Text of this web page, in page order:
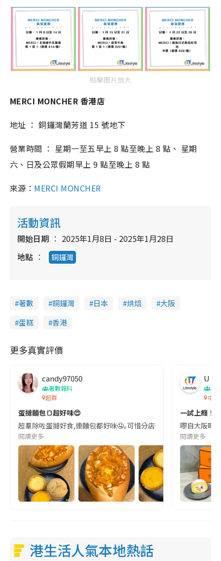
點擊圖片放大
MERCI MONCHER 香港店
地址 ： 銅鑼灣蘭芳道 15 號地下
營業時間 ： 星期⼀⾄五早上 8 點⾄晚上 8 點、 星期
六、⽇及公眾假期早上 9 點⾄晚上 8 點
來源： MERCI MONCHER
活動資訊
開始日期
2025年1月8日 - 2025年1月28日
地點
銅鑼灣
著數 銅鑼灣 日本 烘焙
大阪
蛋糕
香港
更多真實評價
candy97050
著數報料
超群
蛋撻麵包🍞超好味😍
超羣除咗蛋撻好食,連麵包都好味🤤｡可惜分店唔多,經過中環見到
閱讀更多
U
屯門
一試上癮！
嚟自大阪嘅
閱讀更多
港生活人氣本地熱話